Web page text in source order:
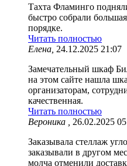
Тахта Фламинго
быстро собрали
порядке.
Читать полностью
Елена, 24.12.2025 21:07
Замечательный шкаф
на этом сайте нашла
организаторам,
качественная.
Читать полностью
Вероника ,
26.02.2025
Заказывала стеллаж
заказывали в другом
молча отменили